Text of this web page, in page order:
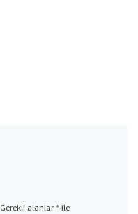
Gerekli alanlar*ile